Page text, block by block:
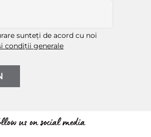
sunteți de acord cu noi
condiții generale
us on social media